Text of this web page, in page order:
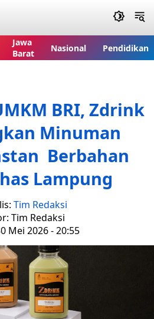
Jawa
Barat
Nasional Pendidikan
BRI, Zdrink
Minuman
Berbahan
Lampung
Tim Redaksi
Tim Redaksi
Mei 2026 - 20:55